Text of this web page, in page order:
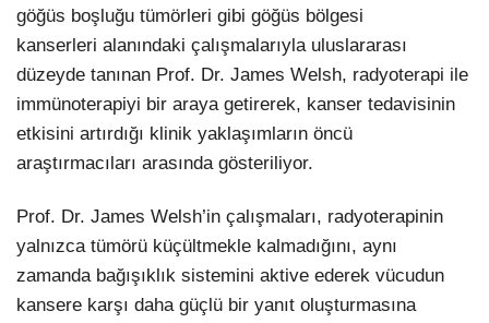
göğüs boşluğu tümörleri gibi göğüs bölgesi
kanserleri alanındaki çalışmalarıyla uluslararası
düzeyde tanınan Prof. Dr. James Welsh, radyoterapi ile
immünoterapiyi bir araya getirerek, kanser tedavisinin
etkisini artırdığı klinik yaklaşımların öncü
araştırmacıları arasında gösteriliyor.
Prof. Dr. James Welsh’in çalışmaları, radyoterapinin
yalnızca tümörü küçültmekle kalmadığını, aynı
zamanda bağışıklık sistemini aktive ederek vücudun
kansere karşı daha güçlü bir yanıt oluşturmasına